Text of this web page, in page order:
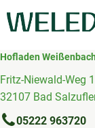
Hofladen
Fritz-Niewald-Weg 1
32107 Bad
05222 963720